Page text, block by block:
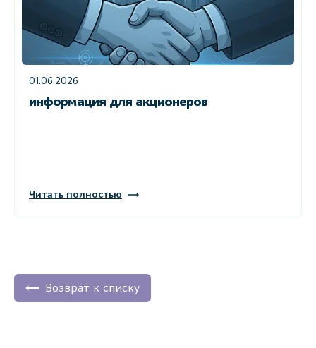
01.06.2026
информация для акционеров
Читать полностью
Возврат к списку